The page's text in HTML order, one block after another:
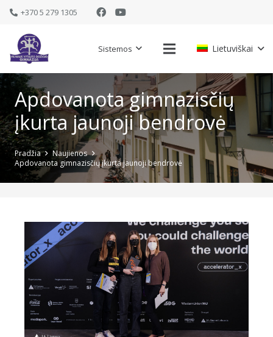
+370 5 279 1305
Sistemos Lietuviškai
Apdovanota gimnazisčių
įkurta jaunoji bendrovė
Pradžia
Naujienos
Apdovanota gimnazisčių įkurta jaunoji bendrovė